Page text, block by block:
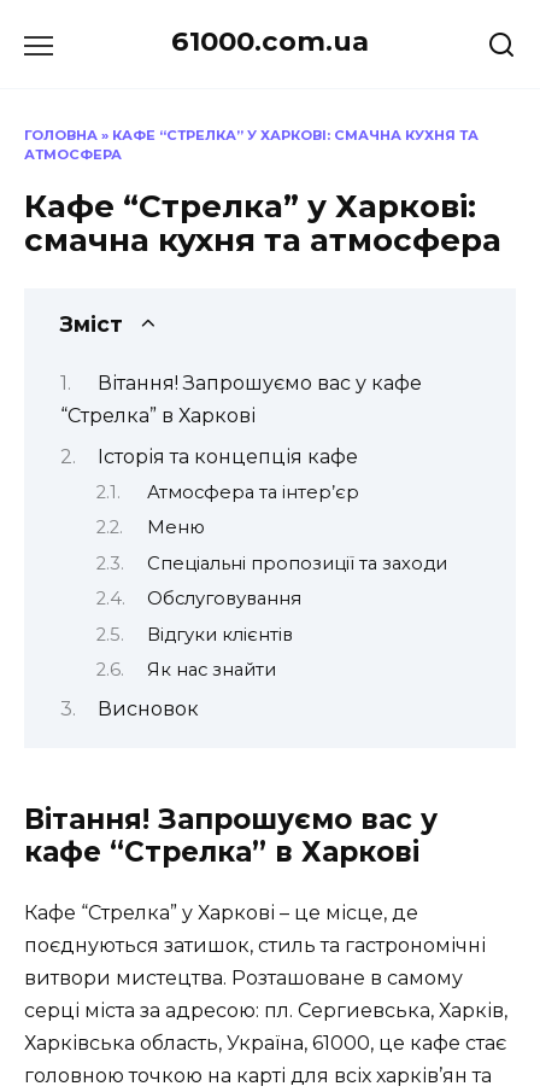
до
61000.com.ua
ГОЛОВНА » КАФЕ “СТРЕЛКА” У ХАРКОВІ: СМАЧНА КУХНЯ ТА
АТМОСФЕРА
Кафе “Стрелка” у Харкові:
смачна кухня та атмосфера
Зміст
Вітання! Запрошуємо вас у кафе
“Стрелка” в Харкові
Історія та концепція кафе
Атмосфера та інтер’єр
Меню
Спеціальні пропозиції та заходи
Обслуговування
Відгуки клієнтів
Як нас знайти
Висновок
Вітання! Запрошуємо вас у
кафе “Стрелка” в Харкові
Кафе “Стрелка” у Харкові – це місце, де
поєднуються затишок, стиль та гастрономічні
витвори мистецтва. Розташоване в самому
серці міста за адресою: пл. Сергиевська, Харків,
Харківська область, Україна, 61000, це кафе стає
головною точкою на карті для всіх харків’ян та